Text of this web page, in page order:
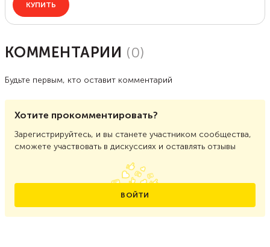
КОММЕНТАРИИ (0)
Будьте первым, кто оставит комментарий
Хотите прокомментировать?
Зарегистрируйтесь, и вы станете участником сообщества,
сможете участвовать в дискуссиях и оставлять отзывы
ВОЙТИ